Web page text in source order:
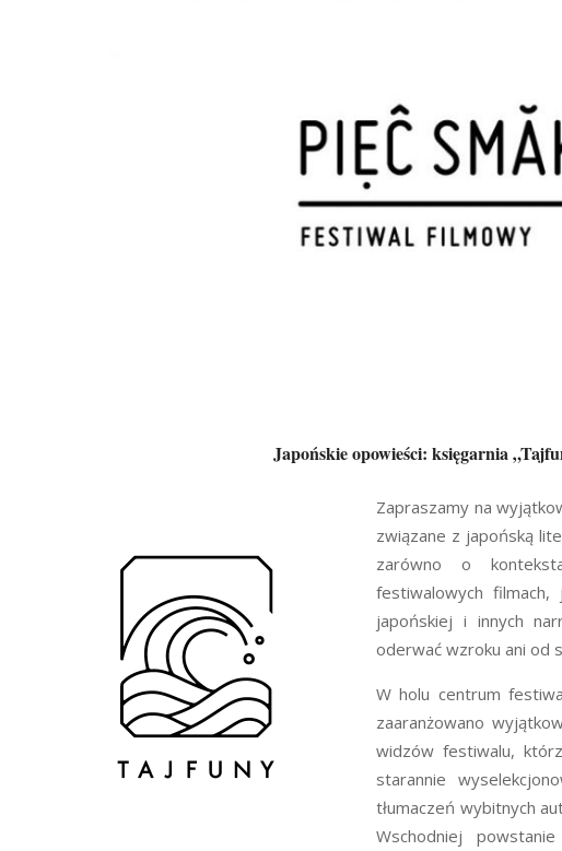
Japońskie opowieści: księgarnia
Zapraszamy na
związane z japońską
zarówno o
festiwalowych
japońskiej i innych
oderwać wzroku ani od
W holu centrum
zaaranżowano
widzów festiwalu,
starannie
tłumaczeń wybitnych
Wschodniej